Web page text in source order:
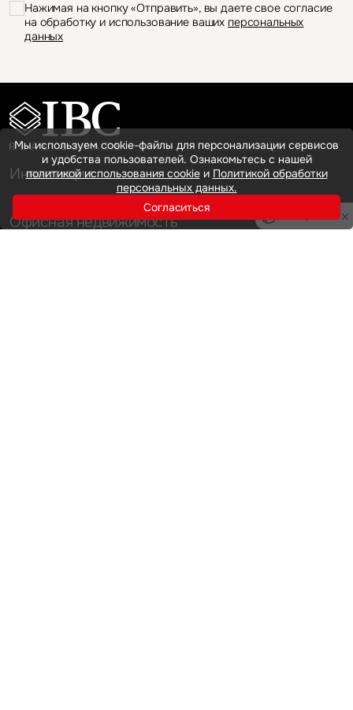
Нажимая на кнопку «Отправить», вы даете свое согласие
на обработку и использование ваших персональных
данных
Инвестиции
Офисная недвижимость
Мы используем cookie-файлы для персонализации сервисов
и удобства пользователей. Ознакомьтесь с нашей
политикой использования cookieи Политикой обработки
персональных данных.
Согласиться